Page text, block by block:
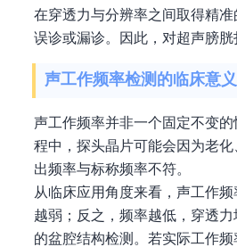
在穿透力与分辨率之间取得精
误诊或漏诊。因此，对超声膀
声工作频率检测的临床意
声工作频率并非一个固定不变
程中，探头晶片可能会因为老
出频率与标称频率不符。
从临床应用角度来看，声工作
越弱；反之，频率越低，穿透
的盆腔结构检测。若实际工作